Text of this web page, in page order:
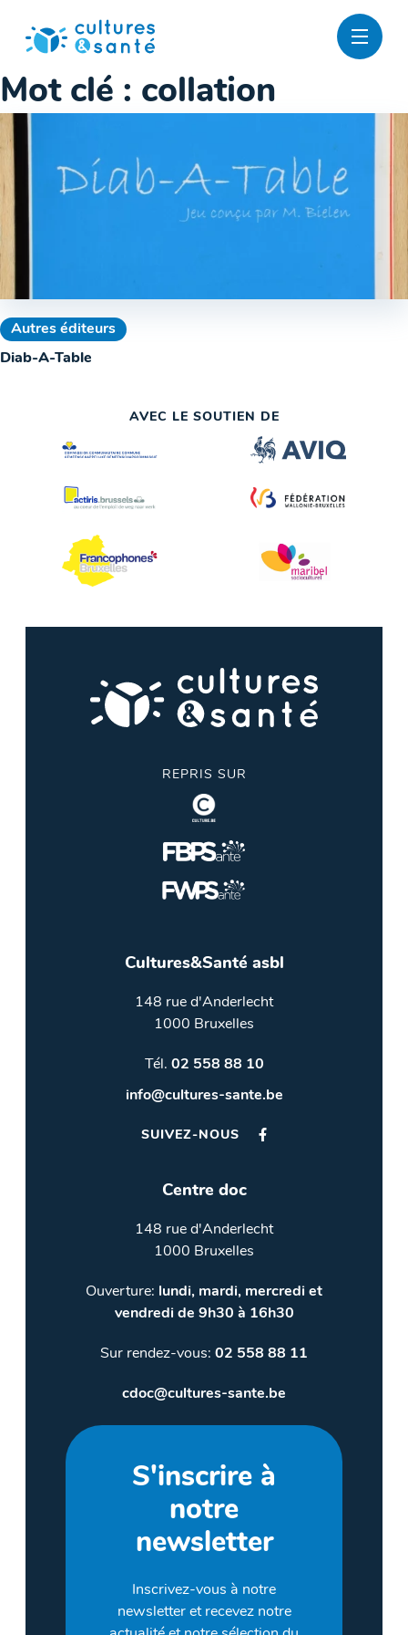
contenu
Mot clé : collation
Autres éditeurs
Diab-A-Table
AVEC LE SOUTIEN DE
REPRIS SUR
Cultures&Santé asbl
148 rue d'Anderlecht
1000 Bruxelles
Tél. 02 558 88 10
info@cultures-sante.be
SUIVEZ-NOUS
Centre doc
148 rue d'Anderlecht
1000 Bruxelles
Ouverture: lundi, mardi, mercredi et
vendredi de 9h30 à 16h30
Sur rendez-vous: 02 558 88 11
cdoc@cultures-sante.be
S'inscrire à
notre
newsletter
Inscrivez-vous à notre
newsletter et recevez notre